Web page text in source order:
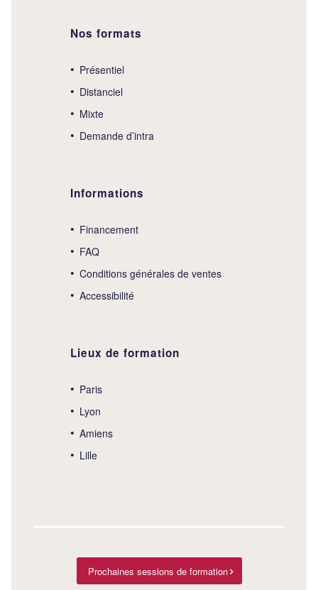
Nos formats
Présentiel
Distanciel
Mixte
Demande d’intra
Informations
Financement
FAQ
Conditions générales de ventes
Accessibilité
Lieux de formation
Paris
Lyon
Amiens
Lille
Prochaines sessions de formation